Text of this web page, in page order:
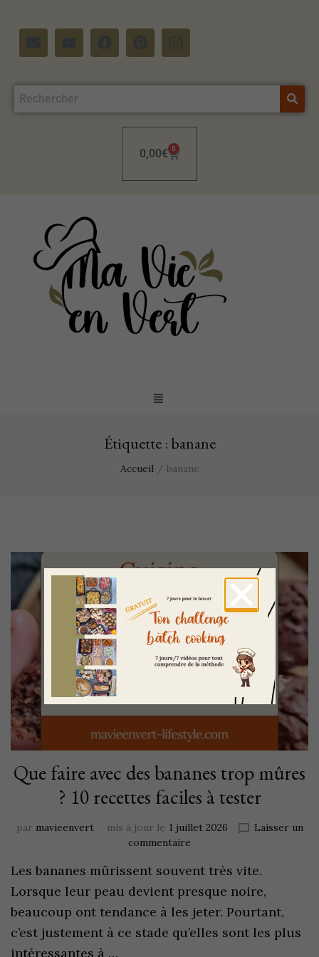
0,00€ 0
Étiquette : banane
Accueil / banane
Que faire avec des bananes trop mûres
? 10 recettes faciles à tester
par mavieenvert mis à jour le 1 juillet 2026
Laisser un
commentaire
Les bananes mûrissent souvent très vite.
Lorsque leur peau devient presque noire,
beaucoup ont tendance à les jeter. Pourtant,
c’est justement à ce stade qu’elles sont les plus
intéressantes à …